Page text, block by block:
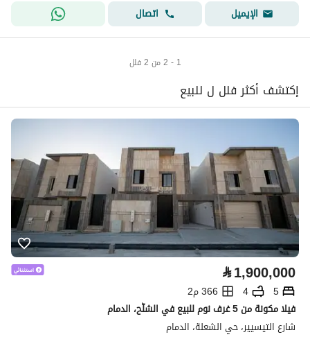
الإيميل
اتصال
1 - 2 من 2 فلل
إكتشف أكثر فلل ل للبيع
⃁1,900,000
5
4
366 م2
فيلا مكونة من 5 غرف نوم للبيع في الشلّح، الدمام
شارع التيسيير، حي الشعلة، الدمام